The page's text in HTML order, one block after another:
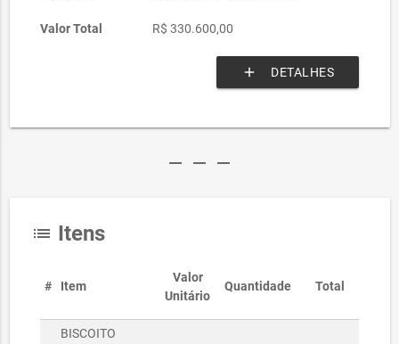
Valor Total R$ 330.600,00
add DETALHES
remove remove remove
list Itens
# Item
Valor
Unitário
Quantidade Total
BISCOITO